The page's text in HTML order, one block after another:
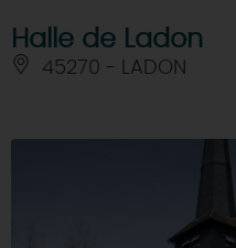
Halle de Ladon
45270 - LADON